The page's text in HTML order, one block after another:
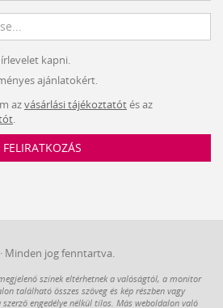
kapni.
ajánlatokért.
azvásárlási tájékoztatótés az
.
FELIRATKOZÁS
· Minden jog fenntartva.
színek eltérhetnek a valóságtól, a monitor
található összes szöveg és kép részben vagy
engedélye nélkül tilos. Más weboldalon való